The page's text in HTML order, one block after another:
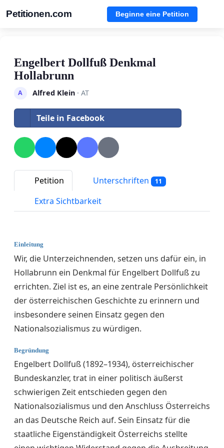
Petitionen.com Beginne eine Petition
Engelbert Dollfuß Denkmal
Hollabrunn
A Alfred Klein· AT
Teile in Facebook
Petition Unterschriften 11
Extra Sichtbarkeit
Einleitung
Wir, die Unterzeichnenden, setzen uns dafür ein, in
Hollabrunn ein Denkmal für Engelbert Dollfuß zu
errichten. Ziel ist es, an eine zentrale Persönlichkeit
der österreichischen Geschichte zu erinnern und
insbesondere seinen Einsatz gegen den
Nationalsozialismus zu würdigen.
Begründung
Engelbert Dollfuß (1892–1934), österreichischer
Bundeskanzler, trat in einer politisch äußerst
schwierigen Zeit entschieden gegen den
Nationalsozialismus und den Anschluss Österreichs
an das Deutsche Reich auf. Sein Einsatz für die
staatliche Eigenständigkeit Österreichs stellte